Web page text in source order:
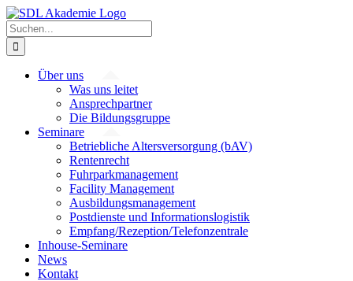
Zum
Inhalt
springen
Suche
nach:
Über uns
Was uns leitet
Ansprechpartner
Die Bildungsgruppe
Seminare
Betriebliche Altersversorgung (bAV)
Rentenrecht
Fuhrparkmanagement
Facility Management
Ausbildungsmanagement
Postdienste und Informationslogistik
Empfang/Rezeption/Telefonzentrale
Inhouse-Seminare
News
Kontakt